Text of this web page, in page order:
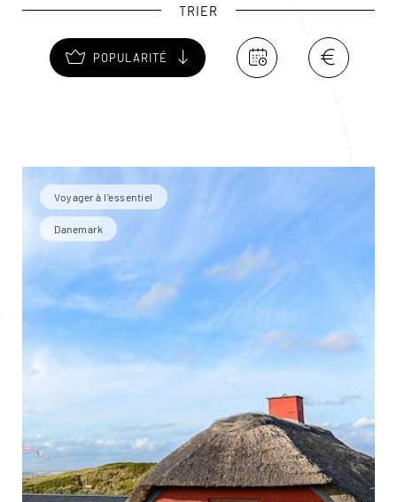
jour à midi, la relève de la garde attire les visiteurs.
TRIER
POPULARITÉ
Voyager à l’essentiel
Danemark